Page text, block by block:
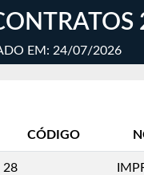
EM: 24/07/2026
CÓDIGO
28